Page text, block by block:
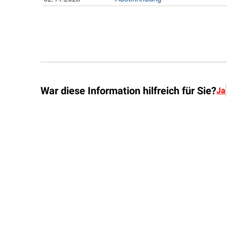
War diese Information hilfreich für Sie?Ja